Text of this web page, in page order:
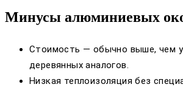
Минусы алюминиевых
Стоимость — обычно выше, чем у
деревянных аналогов.
Низкая теплоизоляция без